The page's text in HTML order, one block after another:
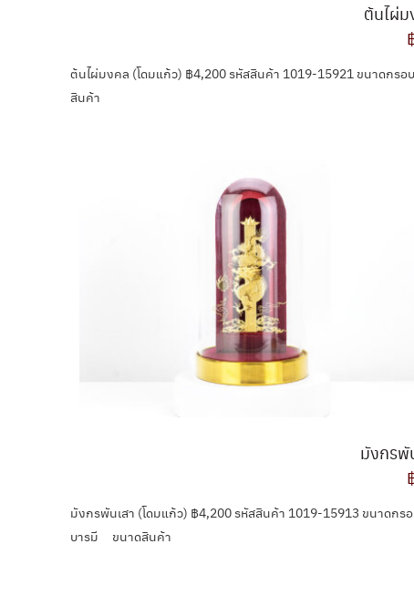
ต้นไผ่ม
ต้นไผ่มงคล (โดมแก้ว) ฿4,200 รหัสสินค้า 1019-15921 ขนาด
สินค้า
มังกรพั
มังกรพันเสา (โดมแก้ว) ฿4,200 รหัสสินค้า 1019-15913 ขนาด
บารมี ขนาดสินค้า